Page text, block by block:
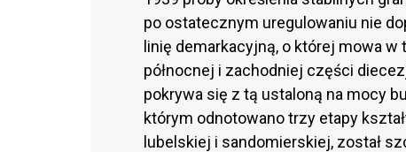
po ostatecznym uregulowaniu nie
linię demarkacyjną, o której mowa
północnej i zachodniej części
pokrywa się z tą ustaloną na mocy
którym odnotowano trzy etapy
lubelskiej i sandomierskiej, został